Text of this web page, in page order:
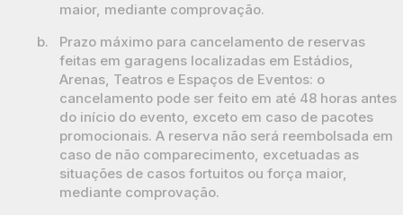
maior, mediante comprovação.
b.
Prazo máximo para cancelamento de reservas
feitas em garagens localizadas em Estádios,
Arenas, Teatros e Espaços de Eventos: o
cancelamento pode ser feito em até 48 horas antes
do início do evento, exceto em caso de pacotes
promocionais. A reserva não será reembolsada em
caso de não comparecimento, excetuadas as
situações de casos fortuitos ou força maior,
mediante comprovação.